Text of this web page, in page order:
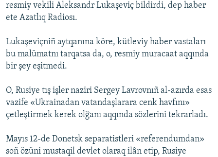
Русский
QOŞULIÑIZ!
RFE/RS bütün saytları
resmiy vekili Aleksandr Lukaşeviç bildirdi, dep haber
ete Azatlıq Radiosı.
Lukaşeviçniñ aytqanına köre, kütleviy haber vastaları
bu malümatnı tarqatsa da, o, resmiy muracaat aqqında
bir şey eşitmedi.
O, Rusiye tış işler naziri Sergey Lavrovnıñ al-azırda esas
vazife «Ukrainadan vatandaşlarara cenk havfını»
çetleştirmek kerek olğanı aqqında sözlerini tekrarladı.
Mayıs 12-de Donetsk separatistleri «referendumdan»
soñ özüni mustaqil devlet olaraq ilân etip, Rusiye